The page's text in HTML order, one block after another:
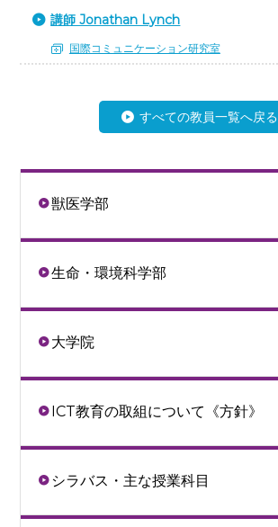
講師 Jonathan Lynch
国際コミュニケーション研究室
すべての教員一覧へ戻る
獣医学部
生命・環境科学部
大学院
ICT教育の取組について《方針》
シラバス・主な授業科目